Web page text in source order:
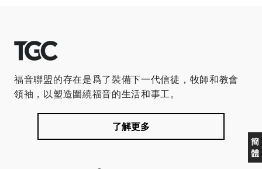
簡
體
福音聯盟的存在是爲了裝備下一代信徒，牧師和教會
領袖，以塑造圍繞福音的生活和事工。
了解更多